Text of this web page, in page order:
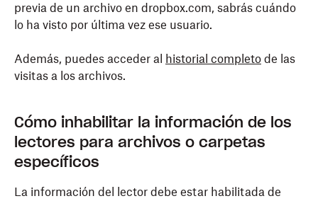
previa de un archivo en dropbox.com, sabrás cuándo
lo ha visto por última vez ese usuario.
Además, puedes acceder al historial completo de las
visitas a los archivos.
Cómo inhabilitar la información de los
lectores para archivos o carpetas
específicos
La información del lector debe estar habilitada de